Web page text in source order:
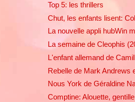
Top 5: les thrillers
Chut, les enfants lisent:
La nouvelle appli hubWin
La semaine de Cleophis
L'enfant allemand de
Rebelle de Mark Andrews
Nous York de Géraldine
Comptine: Alouette,